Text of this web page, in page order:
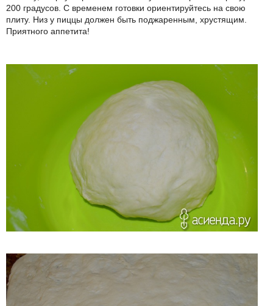
200 градусов. С временем готовки ориентируйтесь на свою
плиту. Низ у пиццы должен быть поджаренным, хрустящим.
Приятного аппетита!